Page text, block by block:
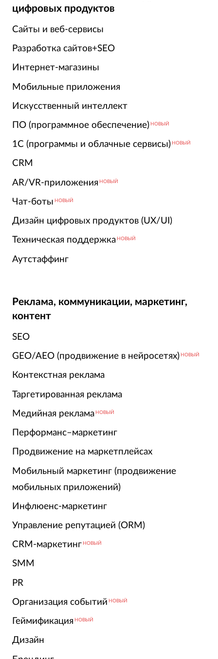
цифровых продуктов
Сайты и веб-сервисы
Разработка сайтов+SEO
Интернет-магазины
Мобильные приложения
Искусственный интеллект
ПО (программное обеспечение) НОВЫЙ
1С (программы и облачные сервисы) НОВЫЙ
CRM
AR/VR-приложения НОВЫЙ
Чат-боты НОВЫЙ
Дизайн цифровых продуктов (UX/UI)
Техническая поддержка НОВЫЙ
Аутстаффинг
Реклама, коммуникации, маркетинг,
контент
SEO
GEO/AEO (продвижение в нейросетях) НОВЫЙ
Контекстная реклама
Таргетированная реклама
Медийная реклама НОВЫЙ
Перформанс–маркетинг
Продвижение на маркетплейсах
Мобильный маркетинг (продвижение
мобильных приложений)
Инфлюенс-маркетинг
Управление репутацией (ORM)
CRM-маркетинг НОВЫЙ
SMM
PR
Организация событий НОВЫЙ
Геймификация НОВЫЙ
Дизайн